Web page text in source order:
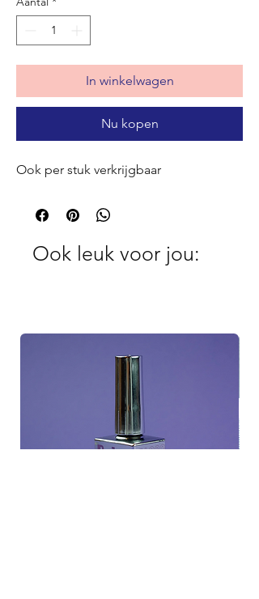
In winkelwagen
Nu kopen
Ook per stuk verkrijgbaar
Ook leuk voor jou: